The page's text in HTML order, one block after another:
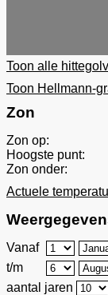
Toon alle
Toon Hellmann-
Zon
Zon op:
Hoogste punt:
Zon onder:
Actuele
Vanaf
t/m
aantal jaren